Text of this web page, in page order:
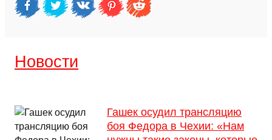
Новости
Гашек осудил трансляцию
боя Федора в Чехии: «Нам